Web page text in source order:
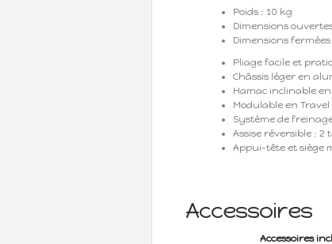
Poids : 10 kg
Dimensions
Dimensions fermées
Pliage facile et
Châssis léger en
Hamac inclinable en
Modulable en
Système de
Assise réversible : 2
Appui-tête et siège
Accessoires
Accessoires